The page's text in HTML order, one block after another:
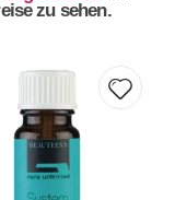
zu sehen.